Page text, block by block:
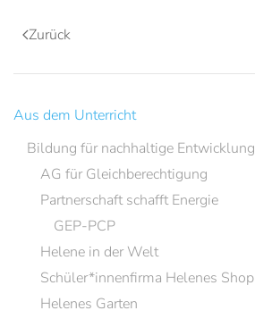
Zurück
Aus dem Unterricht
Bildung für nachhaltige Entwicklung
AG für Gleichberechtigung
Partnerschaft schafft Energie
GEP-PCP
Helene in der Welt
Schüler*innenfirma Helenes Shop
Helenes Garten